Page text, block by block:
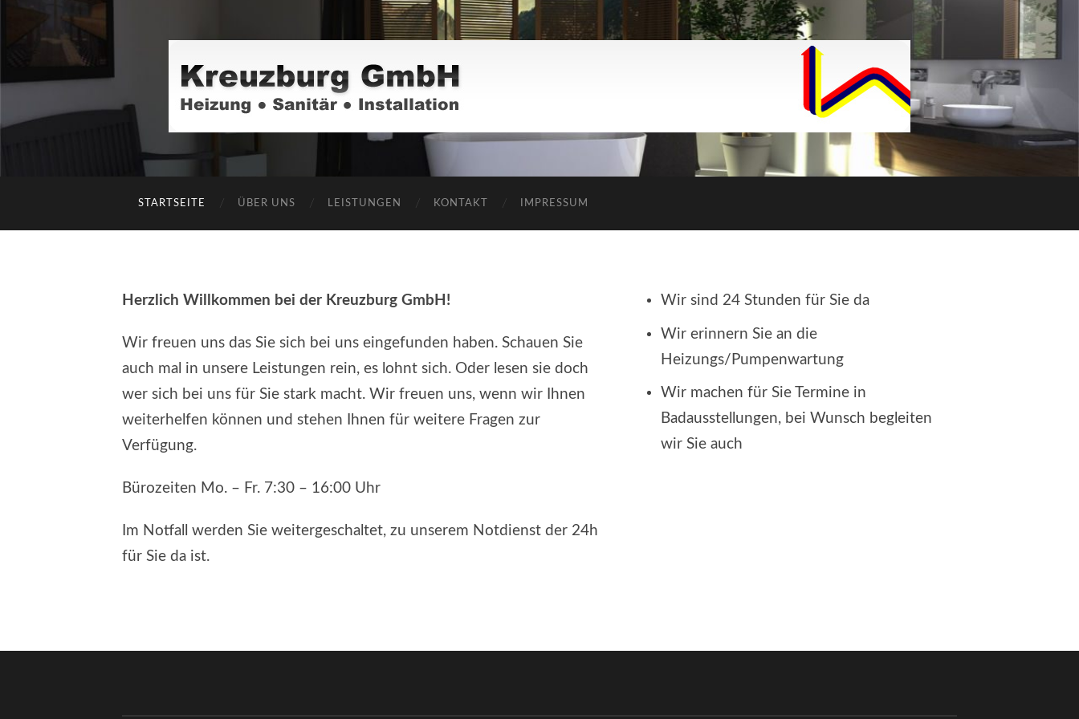
STARTSEITE ÜBER UNS LEISTUNGEN KONTAKT IMPRESSUM
Herzlich Willkommen bei der Kreuzburg GmbH!
Wir freuen uns das Sie sich bei uns eingefunden haben. Schauen Sie
auch mal in unsere Leistungen rein, es lohnt sich. Oder lesen sie doch
wer sich bei uns für Sie stark macht. Wir freuen uns, wenn wir Ihnen
weiterhelfen können und stehen Ihnen für weitere Fragen zur
Verfügung.
Bürozeiten Mo. – Fr. 7:30 – 16:00 Uhr
Im Notfall werden Sie weitergeschaltet, zu unserem Notdienst der 24h
für Sie da ist.
Wir sind 24 Stunden für Sie da
Wir erinnern Sie an die
Heizungs/Pumpenwartung
Wir machen für Sie Termine in
Badausstellungen, bei Wunsch begleiten
wir Sie auch